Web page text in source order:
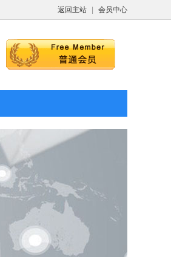
返回主站 会员中心